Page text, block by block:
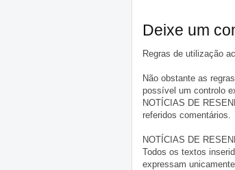
Deixe um
Regras de utilização
Não obstante as
possível um controlo
NOTÍCIAS DE
referidos comentários.
NOTÍCIAS DE
Todos os textos
expressam